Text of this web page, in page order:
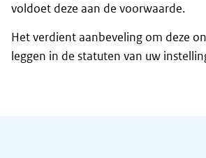
voldoet deze aan de voorwaarde.
Het verdient aanbeveling om deze
leggen in de statuten van uw